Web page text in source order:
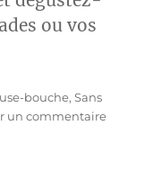
ou vos
bouche,Sans
un commentairesur